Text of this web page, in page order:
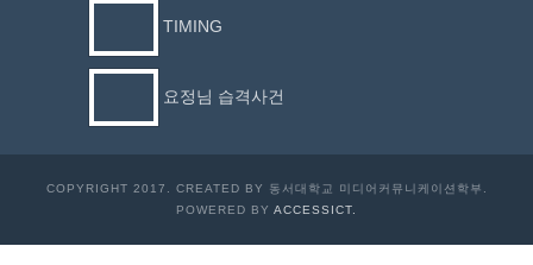
TIMING
요정님 습격사건
COPYRIGHT 2017. CREATED BY 동서대학교 미디어커뮤니케이션학부.
POWERED BY ACCESSICT.